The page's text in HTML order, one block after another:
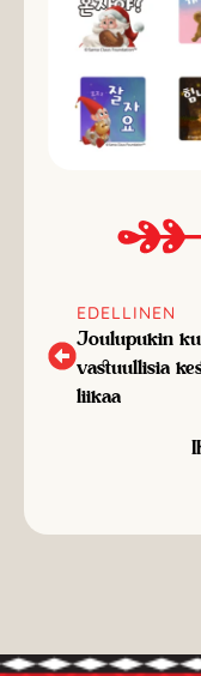
EDELLINEN
Joulupukin
vastuullisia
liikaa